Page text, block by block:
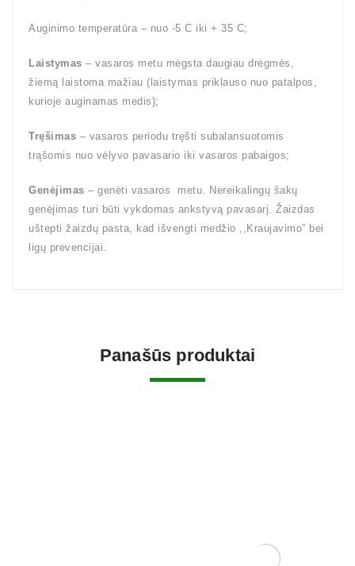
Auginimo temperatūra – nuo -5 C iki + 35 C;
Laistymas – vasaros metu mėgsta daugiau drėgmės,
žiemą laistoma mažiau (laistymas priklauso nuo patalpos,
kurioje auginamas medis);
Tręšimas – vasaros periodu tręšti subalansuotomis
trąšomis nuo vėlyvo pavasario iki vasaros pabaigos;
Genėjimas – genėti vasaros metu. Nereikalingų šakų
genėjimas turi būti vykdomas ankstyvą pavasarį. Žaizdas
uštepti žaizdų pasta, kad išvengti medžio ,,Kraujavimo” bei
ligų prevencijai.
Panašūs produktai